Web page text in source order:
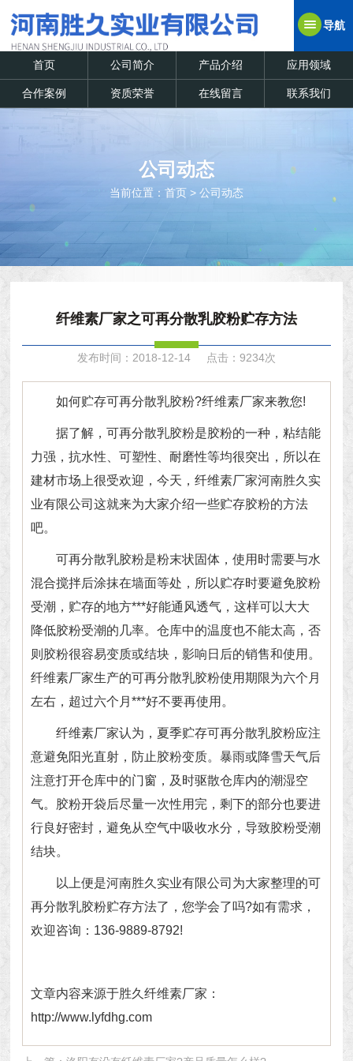
导航
首页 公司简介 产品介绍 应用领域
合作案例 资质荣誉 在线留言 联系我们
公司动态
当前位置： 首页 > 公司动态
纤维素厂家之可再分散乳胶粉贮存方法
发布时间：2018-12-14 点击：9234次
如何贮存可再分散乳胶粉?纤维素厂家来教您!
据了解，可再分散乳胶粉是胶粉的一种，粘结能
力强，抗水性、可塑性、耐磨性等均很突出，所以在
建材市场上很受欢迎，今天，纤维素厂家河南胜久实
业有限公司这就来为大家介绍一些贮存胶粉的方法
吧。
可再分散乳胶粉是粉末状固体，使用时需要与水
混合搅拌后涂抹在墙面等处，所以贮存时要避免胶粉
受潮，贮存的地方***好能通风透气，这样可以大大
降低胶粉受潮的几率。仓库中的温度也不能太高，否
则胶粉很容易变质或结块，影响日后的销售和使用。
纤维素厂家生产的可再分散乳胶粉使用期限为六个月
左右，超过六个月***好不要再使用。
纤维素厂家认为，夏季贮存可再分散乳胶粉应注
意避免阳光直射，防止胶粉变质。暴雨或降雪天气后
注意打开仓库中的门窗，及时驱散仓库内的潮湿空
气。胶粉开袋后尽量一次性用完，剩下的部分也要进
行良好密封，避免从空气中吸收水分，导致胶粉受潮
结块。
以上便是河南胜久实业有限公司为大家整理的可
再分散乳胶粉贮存方法了，您学会了吗?如有需求，
欢迎咨询：136-9889-8792!
文章内容来源于胜久纤维素厂家：
http://www.lyfdhg.com